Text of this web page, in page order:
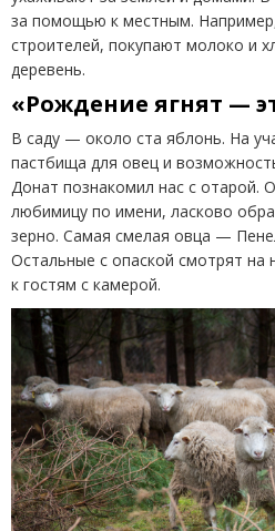
за помощью к местным.
строителей, покупают молоко и
деревень.
«Рождение ягнят —
В саду — около ста яблонь. На
пастбища для овец и
Донат познакомил нас с отарой.
любимицу по имени, ласково
зерно. Самая смелая овца —
Остальные с опаской смотрят на
к гостям с камерой.